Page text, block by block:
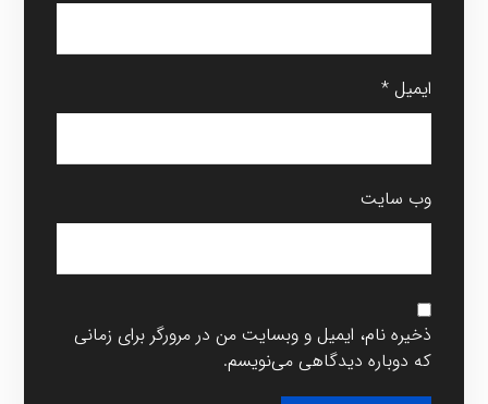
ایمیل*
وب‌ سایت
ذخیره نام، ایمیل و وبسایت من در مرورگر برای زمانی
که دوباره دیدگاهی می‌نویسم.